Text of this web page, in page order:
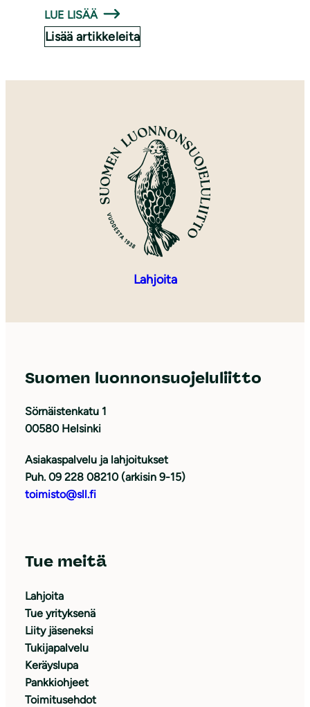
LUE LISÄÄ
Lisää artikkeleita
Lahjoita
Suomen luonnonsuojeluliitto
Sörnäistenkatu 1
00580 Helsinki
Asiakaspalvelu ja lahjoitukset
Puh. 09 228 08210 (arkisin 9-15)
toimisto@sll.fi
Tue meitä
Lahjoita
Tue yrityksenä
Liity jäseneksi
Tukijapalvelu
Keräyslupa
Pankkiohjeet
Toimitusehdot